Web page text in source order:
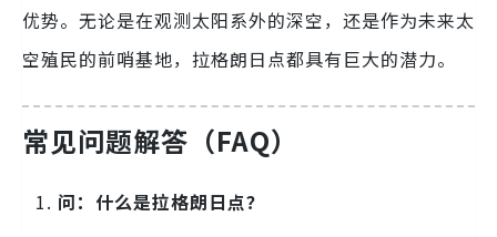
优势。无论是在观测太阳系外的深空，还是作为未来太
空殖民的前哨基地，拉格朗日点都具有巨大的潜力。
常见问题解答（FAQ）
问：什么是拉格朗日点？